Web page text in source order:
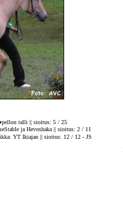
talli || sioitus: 5 / 25
ja Hevoshaka || sioitus: 2 / 11
YT Ikiajan || sioitus: 12 / 12 - JS